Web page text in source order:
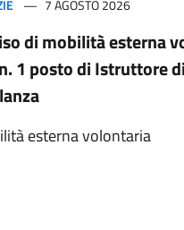
7 AGOSTO 2026
di mobilità esterna
1 posto di Istruttore
esterna volontaria